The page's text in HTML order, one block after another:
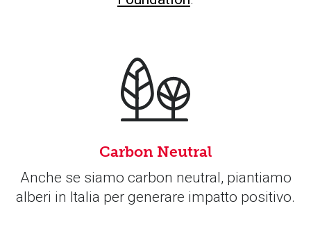
Carbon Neutral
Anche se siamo carbon neutral, piantiamo
alberi in Italia per generare impatto positivo.